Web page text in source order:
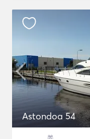
Astondoa 54